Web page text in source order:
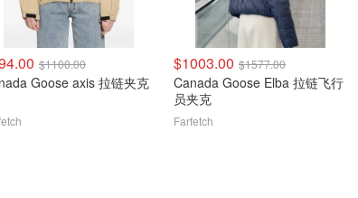
$1100.00
Goose axis 拉链夹克
$1003.00 $1577.00
Canada Goose Elba 拉链飞行
员夹克
Farfetch